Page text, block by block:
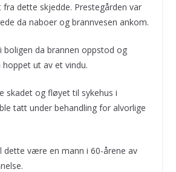
fra dette skjedde. Prestegården var
da naboer og brannvesen ankom.
boligen da brannen oppstod og
hoppet ut av et vindu.
skadet og fløyet til sykehus i
tatt under behandling for alvorlige
dette være en mann i 60-årene av